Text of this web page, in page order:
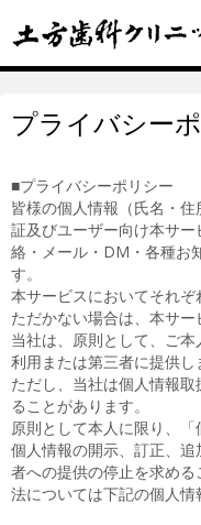
プライバシー
■プライバシーポリシー
皆様の個人情報（氏名・
証及びユーザー向け本サ
絡・メール・DM・各種お
す。
本サービスにおいてそれ
ただかない場合は、本サー
当社は、原則として、ご
利用または第三者に提供し
ただし、当社は個人情報
ることがあります。
原則として本人に限り、
個人情報の開示、訂正、
者への提供の停止を求め
法については下記の個人